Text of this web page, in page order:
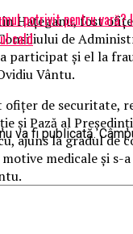
Haţeganu, fost
de
participat şi el la
Vântu.
ofiţer de securitate,
şi Pază al
ajuns la gradul de
medicale şi s-
fost ofiţer de
a devenit apoi
potrivit pentru vară?
cald
va fi publicată.